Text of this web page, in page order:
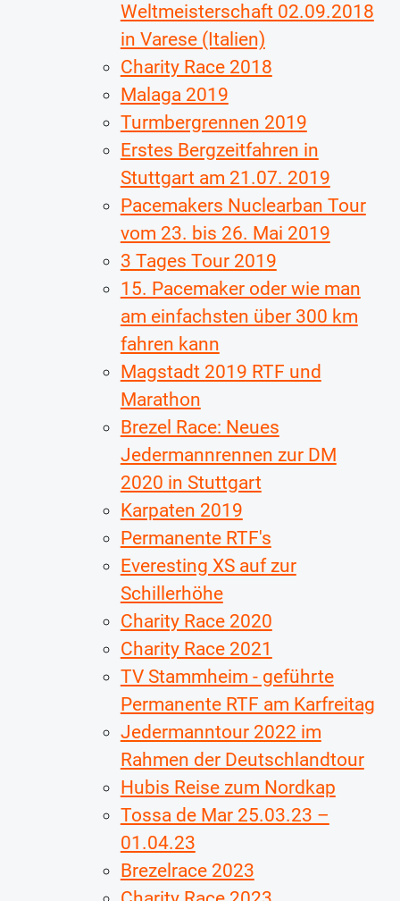
Weltmeisterschaft 02.09.2018
in Varese (Italien)
Charity Race 2018
Malaga 2019
Turmbergrennen 2019
Erstes Bergzeitfahren in
Stuttgart am 21.07. 2019
Pacemakers Nuclearban Tour
vom 23. bis 26. Mai 2019
3 Tages Tour 2019
15. Pacemaker oder wie man
am einfachsten über 300 km
fahren kann
Magstadt 2019 RTF und
Marathon
Brezel Race: Neues
Jedermannrennen zur DM
2020 in Stuttgart
Karpaten 2019
Permanente RTF's
Everesting XS auf zur
Schillerhöhe
Charity Race 2020
Charity Race 2021
TV Stammheim - geführte
Permanente RTF am Karfreitag
Jedermanntour 2022 im
Rahmen der Deutschlandtour
Hubis Reise zum Nordkap
Tossa de Mar 25.03.23 –
01.04.23
Brezelrace 2023